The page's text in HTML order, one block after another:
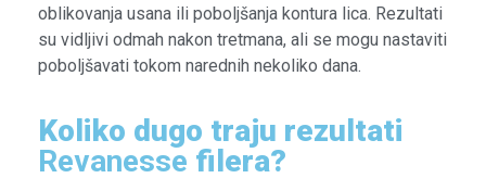
oblikovanja usana ili poboljšanja kontura lica. Rezultati
su vidljivi odmah nakon tretmana, ali se mogu nastaviti
poboljšavati tokom narednih nekoliko dana.
Koliko dugo traju rezultati
Revanesse filera?